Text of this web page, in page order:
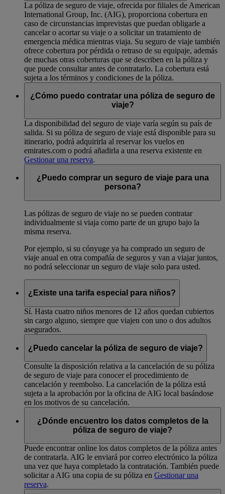
La póliza de seguro de viaje, ofrecida por filiales de American
International Group, Inc. (AIG), proporciona cobertura en
caso de circunstancias imprevistas que puedan obligarle a
cancelar o acortar su viaje o a solicitar un tratamiento de
emergencia médica mientras viaja. Su seguro de viaje también
ofrece cobertura por pérdida o retraso de su equipaje, además
de muchas otras coberturas que se describen en la póliza y
que puede consultar antes de contratarlo. La cobertura está
sujeta a los términos y condiciones de la póliza.
¿Cómo puedo contratar una póliza de seguro de
viaje?
La disponibilidad del seguro de viaje varía según su país de
salida. Si su póliza de seguro de viaje está disponible para su
itinerario, podrá adquirirla al reservar los vuelos en
emirates.com o podrá añadirla a una reserva existente en
Gestionar una reserva.
¿Puedo comprar un seguro de viaje para una
persona?
Las pólizas de seguro de viaje no se pueden contratar
individualmente si viaja como parte de un grupo bajo la
misma reserva.
Por ejemplo, si su cónyuge ya ha comprado un seguro de
viaje anual en otra compañía de seguros y van a viajar juntos,
no podrá seleccionar un seguro de viaje solo para usted.
¿Existe una tarifa especial para niños?
Sí. Hasta cuatro niños menores de 12 años quedan cubiertos
sin cargo alguno, siempre que viajen con uno o dos adultos
asegurados.
¿Puedo cancelar la póliza de seguro de viaje?
Consulte la disposición relativa a la cancelación de su póliza
de seguro de viaje para conocer el procedimiento de
cancelación y reembolso. La cancelación de la póliza está
sujeta a la aprobación por la oficina de AIG local basándose
en los motivos de su cancelación.
¿Dónde encuentro los datos completos de la
póliza de seguro de viaje?
Puede encontrar online los datos completos de la póliza antes
de contratarla. AIG le enviará por correo electrónico la póliza
una vez que haya completado la contratación. También puede
solicitar a AIG una copia de su póliza en Gestionar una
reserva.